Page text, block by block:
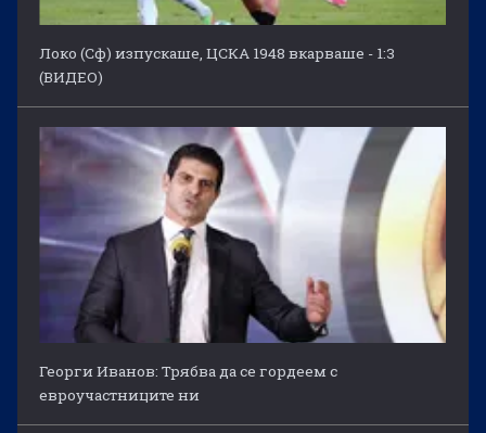
Локо (Сф) изпускаше, ЦСКА 1948 вкарваше - 1:3
(ВИДЕО)
Георги Иванов: Трябва да се гордеем с
евроучастниците ни